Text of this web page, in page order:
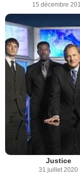
15 décembre
Justice
31 juillet 2020